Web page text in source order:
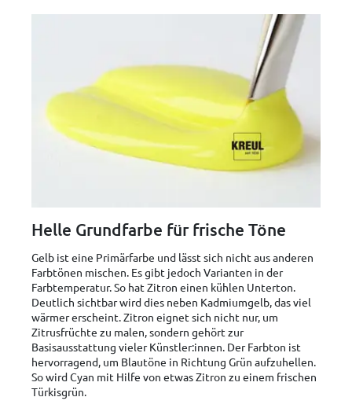
Helle Grundfarbe für frische Töne
Gelb ist eine Primärfarbe und lässt sich nicht aus anderen
Farbtönen mischen. Es gibt jedoch Varianten in der
Farbtemperatur. So hat Zitron einen kühlen Unterton.
Deutlich sichtbar wird dies neben Kadmiumgelb, das viel
wärmer erscheint. Zitron eignet sich nicht nur, um
Zitrusfrüchte zu malen, sondern gehört zur
Basisausstattung vieler Künstler:innen. Der Farbton ist
hervorragend, um Blautöne in Richtung Grün aufzuhellen.
So wird Cyan mit Hilfe von etwas Zitron zu einem frischen
Türkisgrün.